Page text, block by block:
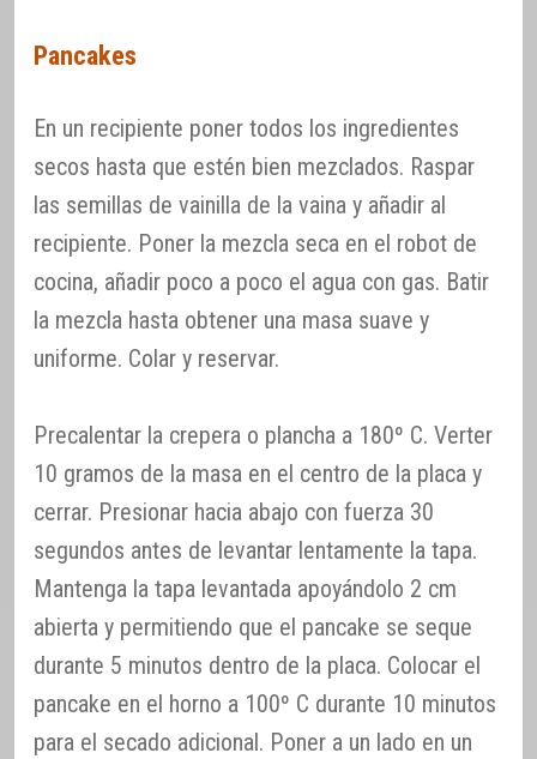
Pancakes
En un recipiente poner todos los ingredientes
secos hasta que estén bien mezclados. Raspar
las semillas de vainilla de la vaina y añadir al
recipiente. Poner la mezcla seca en el robot de
cocina, añadir poco a poco el agua con gas. Batir
la mezcla hasta obtener una masa suave y
uniforme. Colar y reservar.
Precalentar la crepera o plancha a 180º C. Verter
10 gramos de la masa en el centro de la placa y
cerrar. Presionar hacia abajo con fuerza 30
segundos antes de levantar lentamente la tapa.
Mantenga la tapa levantada apoyándolo 2 cm
abierta y permitiendo que el pancake se seque
durante 5 minutos dentro de la placa. Colocar el
pancake en el horno a 100º C durante 10 minutos
para el secado adicional. Poner a un lado en un